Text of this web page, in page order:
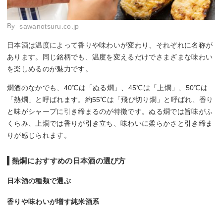
By: sawanotsuru.co.jp
日本酒は温度によって香りや味わいが変わり、それぞれに名称が
あります。同じ銘柄でも、温度を変えるだけでさまざまな味わい
を楽しめるのが魅力です。
燗酒のなかでも、40℃は「ぬる燗」、45℃は「上燗」、50℃は
「熱燗」と呼ばれます。約55℃は「飛び切り燗」と呼ばれ、香り
と味がシャープに引き締まるのが特徴です。ぬる燗では旨味がふ
くらみ、上燗では香りが引き立ち、味わいに柔らかさと引き締ま
りが感じられます。
熱燗におすすめの日本酒の選び方
日本酒の種類で選ぶ
香りや味わいが増す純米酒系